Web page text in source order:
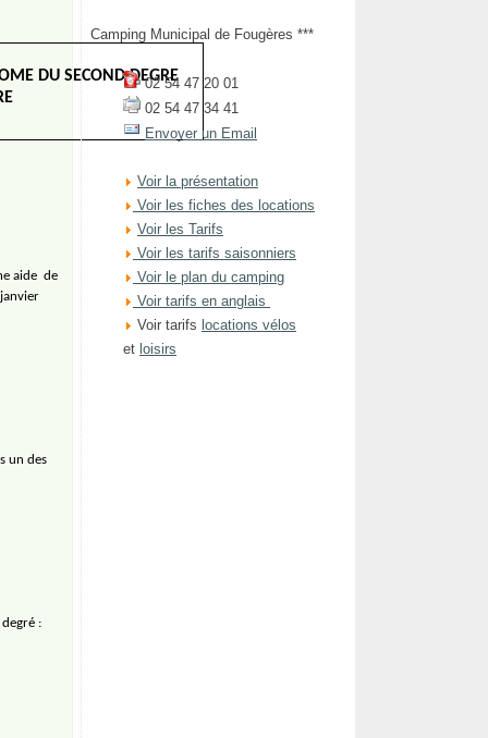
DU SECOND DEGRE
aide de
un des
:
Camping Municipal de Fougères ***
02 54 47 20 01
02 54 47 34 41
Envoyer un Email
Voir la présentation
Voir les fiches des locations
Voir les Tarifs
Voir les tarifs saisonniers
Voir le plan du camping
Voir tarifs en anglais
Voir tarifs locations vélos
et loisirs